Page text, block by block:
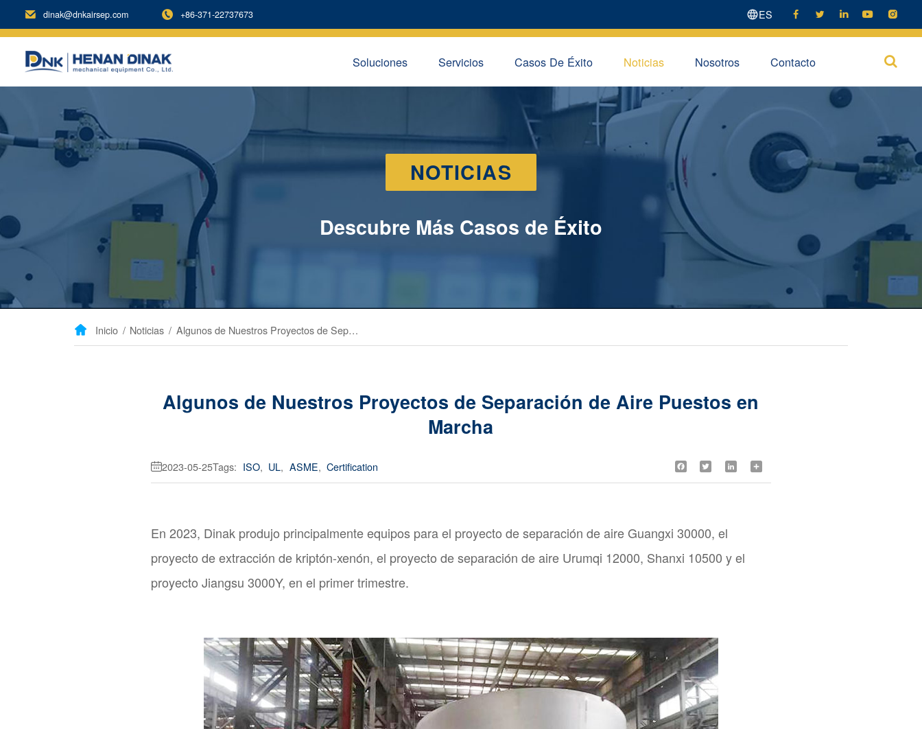
 dinak@dnkairsep.com  +86-371-22737673 ES     
Soluciones Servicios Casos De Éxito Noticias Nosotros Contacto 
NOTICIAS
Descubre Más Casos de Éxito
 Inicio / Noticias / Algunos de Nuestros Proyectos de Separación de Aire Puestos en Marcha
Algunos de Nuestros Proyectos de Separación de Aire Puestos en
Marcha
2023-05-25Tags: ISO, UL, ASME, Certification Facebook Twitter LinkedIn
En 2023, Dinak produjo principalmente equipos para el proyecto de separación de aire Guangxi 30000, el
proyecto de extracción de kriptón-xenón, el proyecto de separación de aire Urumqi 12000, Shanxi 10500 y el
proyecto Jiangsu 3000Y, en el primer trimestre.